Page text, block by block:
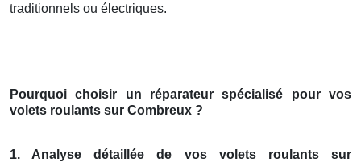
traditionnels ou électriques.
Pourquoi choisir un réparateur spécialisé pour vos
volets roulants sur Combreux ?
1. Analyse détaillée de vos volets roulants sur